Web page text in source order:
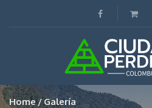
Home Galería